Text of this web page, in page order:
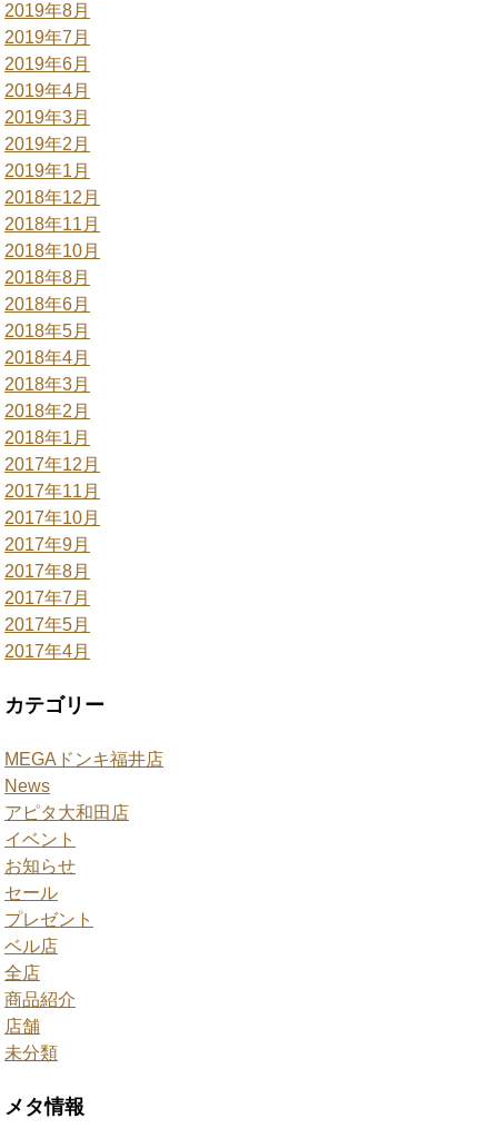
2019年8月
2019年7月
2019年6月
2019年4月
2019年3月
2019年2月
2019年1月
2018年12月
2018年11月
2018年10月
2018年8月
2018年6月
2018年5月
2018年4月
2018年3月
2018年2月
2018年1月
2017年12月
2017年11月
2017年10月
2017年9月
2017年8月
2017年7月
2017年5月
2017年4月
カテゴリー
MEGAドンキ福井店
News
アピタ大和田店
イベント
お知らせ
セール
プレゼント
ベル店
全店
商品紹介
店舗
未分類
メタ情報